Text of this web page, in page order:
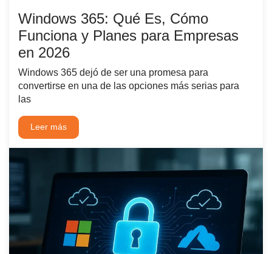
Windows 365: Qué Es, Cómo
Funciona y Planes para Empresas
en 2026
Windows 365 dejó de ser una promesa para
convertirse en una de las opciones más serias para
las
Leer más